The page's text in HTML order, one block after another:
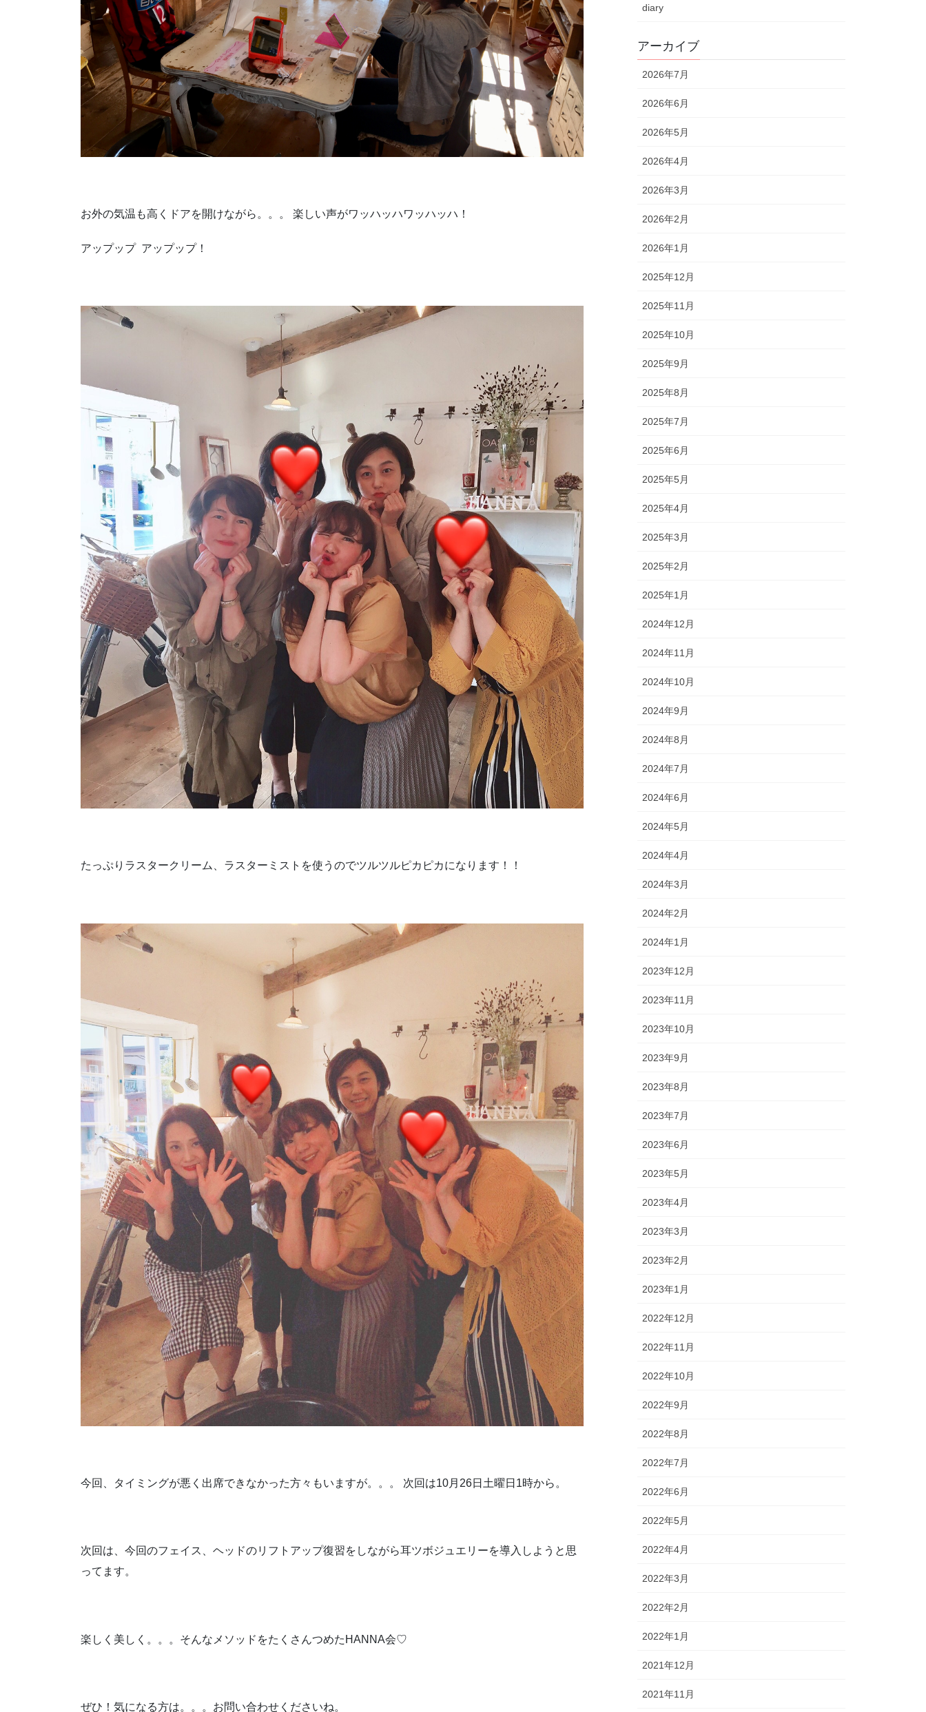
お外の気温も高くドアを開けながら。。。 楽しい声がワッハッハワッハッハ！
アップップ アップップ！
たっぷりラスタークリーム、ラスターミストを使うのでツルツルピカピカになります！！
今回、タイミングが悪く出席できなかった方々もいますが。。。 次回は10月26日土曜日1時から。
次回は、今回のフェイス、ヘッドのリフトアップ復習をしながら耳ツボジュエリーを導入しようと思
ってます。
楽しく美しく。。。そんなメソッドをたくさんつめたHANNA会♡
ぜひ！気になる方は。。。お問い合わせくださいね。
diary
アーカイブ
2026年7月
2026年6月
2026年5月
2026年4月
2026年3月
2026年2月
2026年1月
2025年12月
2025年11月
2025年10月
2025年9月
2025年8月
2025年7月
2025年6月
2025年5月
2025年4月
2025年3月
2025年2月
2025年1月
2024年12月
2024年11月
2024年10月
2024年9月
2024年8月
2024年7月
2024年6月
2024年5月
2024年4月
2024年3月
2024年2月
2024年1月
2023年12月
2023年11月
2023年10月
2023年9月
2023年8月
2023年7月
2023年6月
2023年5月
2023年4月
2023年3月
2023年2月
2023年1月
2022年12月
2022年11月
2022年10月
2022年9月
2022年8月
2022年7月
2022年6月
2022年5月
2022年4月
2022年3月
2022年2月
2022年1月
2021年12月
2021年11月